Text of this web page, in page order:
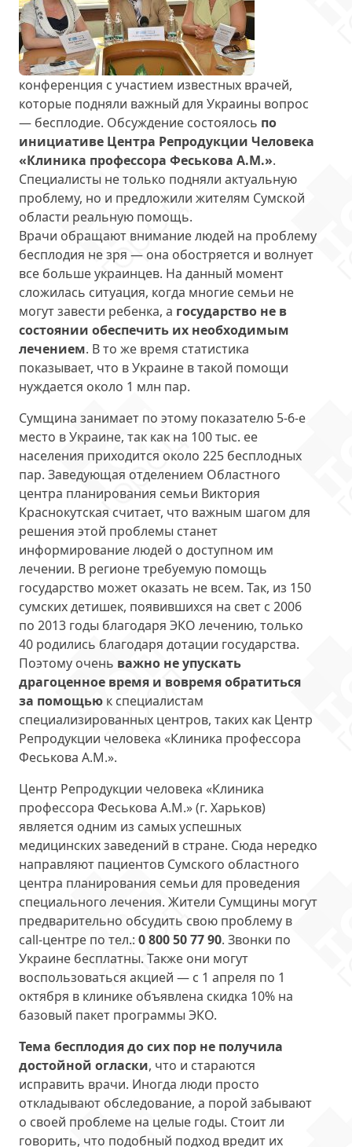
конференция с участием известных врачей,
которые подняли важный для Украины вопрос
— бесплодие. Обсуждение состоялось по
инициативе Центра Репродукции Человека
«Клиника профессора Феськова А.М.».
Специалисты не только подняли актуальную
проблему, но и предложили жителям Сумской
области реальную помощь.
Врачи обращают внимание людей на проблему
бесплодия не зря — она обостряется и волнует
все больше украинцев. На данный момент
сложилась ситуация, когда многие семьи не
могут завести ребенка, а государство не в
состоянии обеспечить их необходимым
лечением. В то же время статистика
показывает, что в Украине в такой помощи
нуждается около 1 млн пар.
Сумщина занимает по этому показателю 5-6-е
место в Украине, так как на 100 тыс. ее
населения приходится около 225 бесплодных
пар. Заведующая отделением Областного
центра планирования семьи Виктория
Краснокутская считает, что важным шагом для
решения этой проблемы станет
информирование людей о доступном им
лечении. В регионе требуемую помощь
государство может оказать не всем. Так, из 150
сумских детишек, появившихся на свет с 2006
по 2013 годы благодаря ЭКО лечению, только
40 родились благодаря дотации государства.
Поэтому очень важно не упускать
драгоценное время и вовремя обратиться
за помощью к специалистам
специализированных центров, таких как Центр
Репродукции человека «Клиника профессора
Феськова А.М.».
Центр Репродукции человека «Клиника
профессора Феськова А.М.» (г. Харьков)
является одним из самых успешных
медицинских заведений в стране. Сюда нередко
направляют пациентов Сумского областного
центра планирования семьи для проведения
специального лечения. Жители Сумщины могут
предварительно обсудить свою проблему в
call-центре по тел.: 0 800 50 77 90. Звонки по
Украине бесплатны. Также они могут
воспользоваться акцией — с 1 апреля по 1
октября в клинике объявлена скидка 10% на
базовый пакет программы ЭКО.
Тема бесплодия до сих пор не получила
достойной огласки, что и стараются
исправить врачи. Иногда люди просто
откладывают обследование, а порой забывают
о своей проблеме на целые годы. Стоит ли
говорить, что подобный подход вредит их